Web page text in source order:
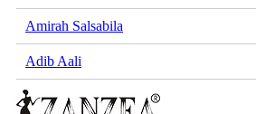
Amirah Salsabila
Adib Aali